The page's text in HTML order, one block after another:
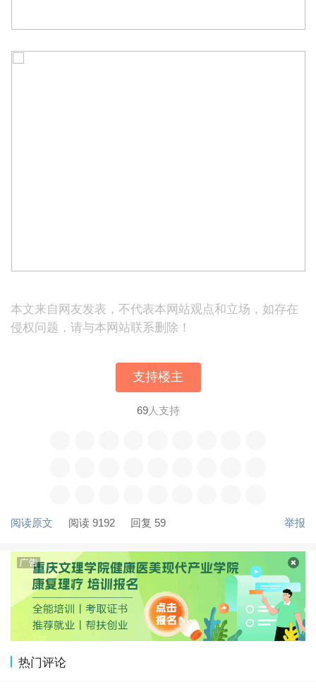
本文来自网友发表，不代表本网站观点和立场，如存在
侵权问题，请与本网站联系删除！
支持楼主
69人支持
阅读原文 阅读 9192 回复 59 举报
热门评论